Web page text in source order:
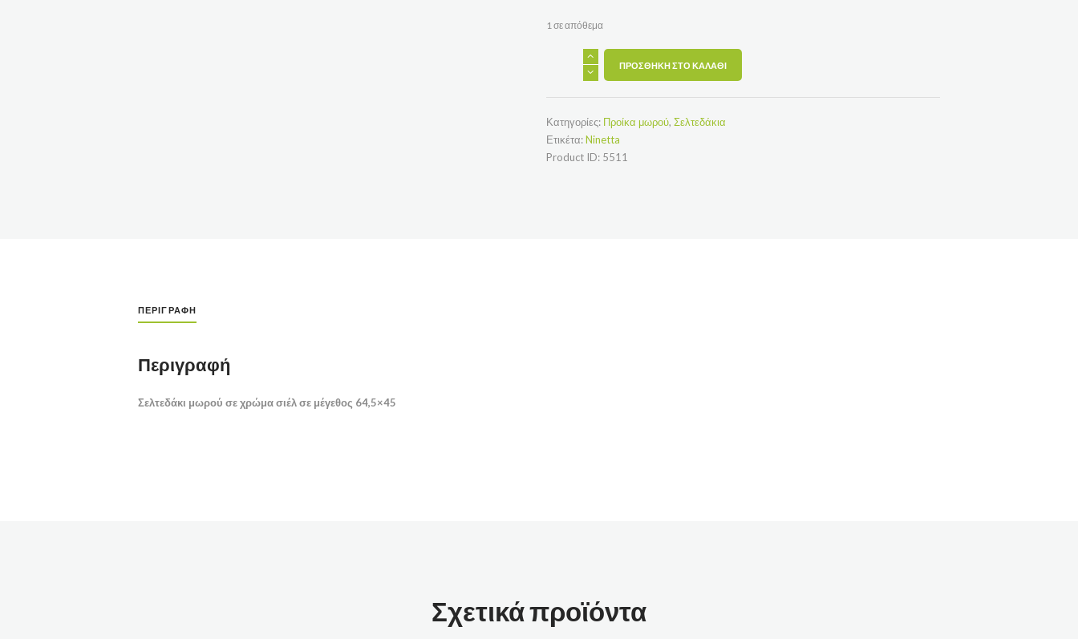
1 σε απόθεμα
Σελτεδάκι
σε
μέγεθος
64,5x45
ποσότητα
ΠΡΟΣΘΉΚΗ ΣΤΟ ΚΑΛΆΘΙ
Κατηγορίες: Προίκα μωρού, Σελτεδάκια
Ετικέτα:Ninetta
Product ID: 5511
ΠΕΡΙΓΡΑΦΉ
Περιγραφή
Σελτεδάκι μωρού σε χρώμα σιέλ σε μέγεθος 64,5×45
Σχετικά προϊόντα